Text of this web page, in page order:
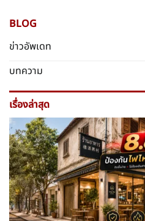
BLOG
ข่าวอัพเดท
บทความ
เรื่องล่าสุด